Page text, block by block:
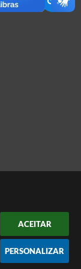
ACEITAR
PERSONALIZAR